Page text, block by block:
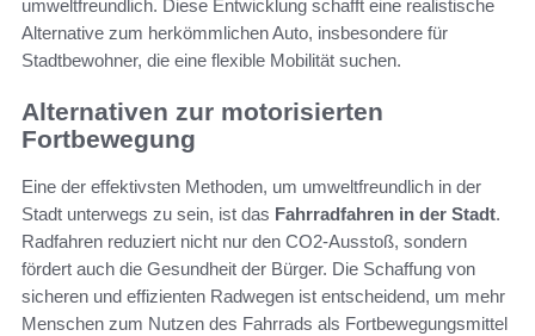
umweltfreundlich. Diese Entwicklung schafft eine realistische
Alternative zum herkömmlichen Auto, insbesondere für
Stadtbewohner, die eine flexible Mobilität suchen.
Alternativen zur motorisierten
Fortbewegung
Eine der effektivsten Methoden, um umweltfreundlich in der
Stadt unterwegs zu sein, ist das Fahrradfahren in der Stadt.
Radfahren reduziert nicht nur den CO2-Ausstoß, sondern
fördert auch die Gesundheit der Bürger. Die Schaffung von
sicheren und effizienten Radwegen ist entscheidend, um mehr
Menschen zum Nutzen des Fahrrads als Fortbewegungsmittel